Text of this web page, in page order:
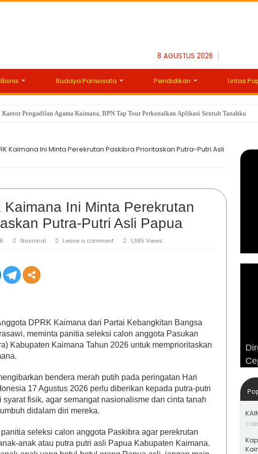
8 AGUSTUS 2026
Budaya Pariwisata Pendidikan Lintas
Kantor Pengadilan Agama Kaimana, BPN Tap Tour Perkenalkan Aplikasi Sentuh Tanahku
Kaimana Ini Minta Perekrutan Paskibra Prioritaskan Putra-Putri Asli
Ini Minta Perekrutan
Putra-Putri Asli Papua
Nasional Leave a comment 1,385 Views
DPRK Kaimana dari Partai Kebangkitan Bangsa
meminta panitia seleksi calon anggota Pasukan
Kabupaten Kaimana Tahun 2026 untuk memprioritaskan
bendera merah putih pada peringatan Hari
17 Agustus 2026 perlu diberikan kepada putra-putri
fisik, agar semangat nasionalisme dan cinta tanah
didalam diri mereka.
seleksi calon anggota Paskibra agar perekrutan
anak atau putra putri asli Papua Kabupaten Kaimana.